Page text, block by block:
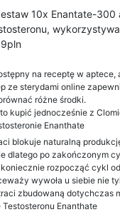
10x Enantate-300
na receptę w aptece,
ze sterydami online
różne środki.
kupić jednocześnie z
Enanthate
blokuje naturalną
dlatego po zakończonym
rozpocząć cykl
wywoła u siebie nie
zbudowaną dotychczas
Enanthate